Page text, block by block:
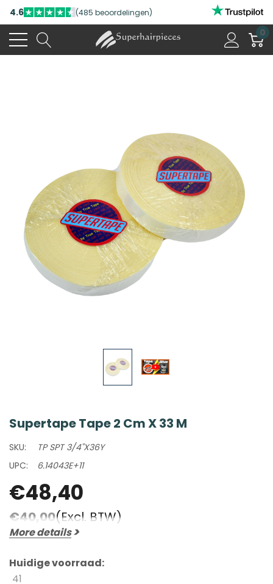
4.6 (485 beoordelingen)
0
Supertape Tape 2 Cm X 33 M
SKU:
TP SPT 3/4"X36Y
UPC:
6.14043E+11
€48,40
€40,00(Excl. BTW)
More details
Huidige voorraad:
41